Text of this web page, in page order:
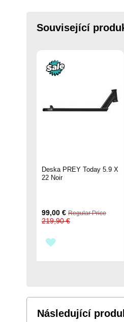
Související
Deska PREY Today 5.9 X
22 Noir
Special
Price
99,00 € Regular Price
219,90 €
Následující